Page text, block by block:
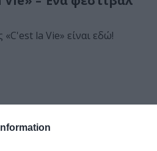
la Vie» είναι εδώ!